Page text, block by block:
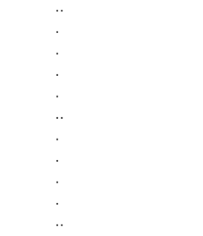
..
.
.
.
.
..
.
.
.
.
..